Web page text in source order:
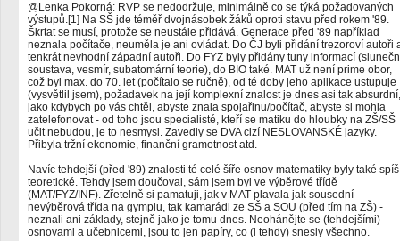
@Lenka Pokorná: RVP se nedodržuje, minimálně co se týká požadovaných
výstupů.[1] Na SŠ jde téměř dvojnásobek žáků oproti stavu před rokem '89.
Škrtat se musí, protože se neustále přidává. Generace před '89 například
neznala počítače, neuměla je ani ovládat. Do ČJ byli přidání trezoroví autoři
tenkrát nevhodní západní autoři. Do FYZ byly přidány tuny informací
soustava, vesmír, subatomární teorie), do BIO také. MAT už není prime obor,
což byl max. do 70. let (počítalo se ručně), od té doby jeho aplikace ustupuje
(vysvětlil jsem), požadavek na její komplexní znalost je dnes asi tak absurdní,
jako kdybych po vás chtěl, abyste znala spojařinu/počítač, abyste si mohla
zatelefonovat - od toho jsou specialisté, kteří se matiku do hloubky na ZŠ/SŠ
učit nebudou, je to nesmysl. Zavedly se DVA cizí NESLOVANSKÉ jazyky.
Přibyla tržní ekonomie, finanční gramotnost atd.
Navíc tehdejší (před '89) znalosti té celé šíře osnov matematiky byly také spíš
teoretické. Tehdy jsem doučoval, sám jsem byl ve výběrové třídě
(MAT/FYZ/INF). Zřetelně si pamatuji, jak v MAT plavala jak sousední
nevýběrová třída na gymplu, tak kamarádi ze SŠ a SOU (před tím na ZŠ) -
neznali ani základy, stejně jako je tomu dnes. Neohánějte se (tehdejšími)
osnovami a učebnicemi, jsou to jen papíry, co (i tehdy) snesly všechno.